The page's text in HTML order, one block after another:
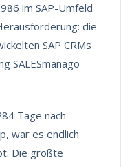
im SAP-Umfeld
die
SAP CRMs
SALESmanago
Tage nach
war es endlich
Die größte